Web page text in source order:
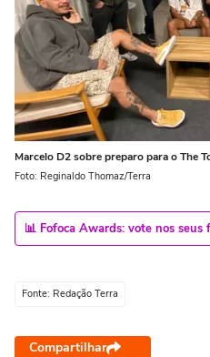
Marcelo D2 sobre preparo para o The
Foto: Reginaldo Thomaz/Terra
📊 Fofoca Awards: vote nos seus
Fonte: Redação Terra
Compartilhar